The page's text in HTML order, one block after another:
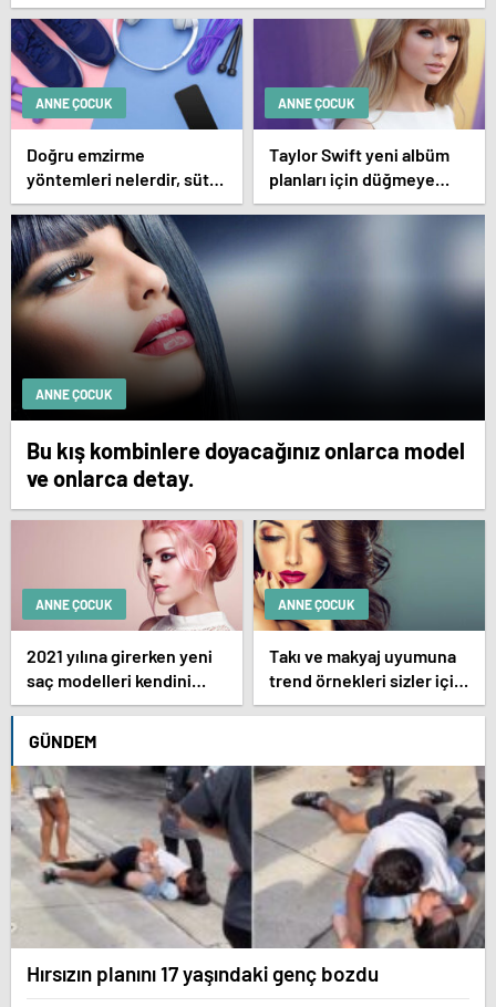
ANNE ÇOCUK
Doğru emzirme
yöntemleri nelerdir, sütün
yettiği nasıl anlaşılır?
ANNE ÇOCUK
Taylor Swift yeni albüm
planları için düğmeye
bastığını sosyal
medyadan duyurdu!
ANNE ÇOCUK
Bu kış kombinlere doyacağınız onlarca model
ve onlarca detay.
ANNE ÇOCUK
2021 yılına girerken yeni
saç modelleri kendini
göstermeye başladı.
ANNE ÇOCUK
Takı ve makyaj uyumuna
trend örnekleri sizler için
derledik.
GÜNDEM
Hırsızın planını 17 yaşındaki genç bozdu